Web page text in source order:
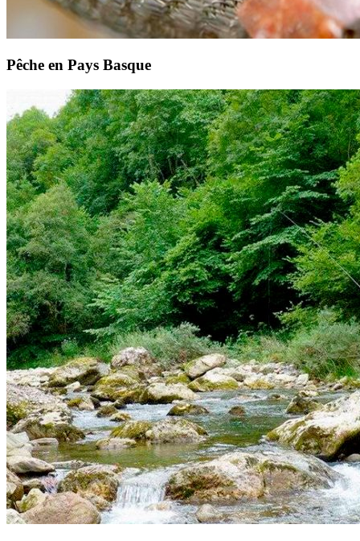
Pêche en Pays Basque